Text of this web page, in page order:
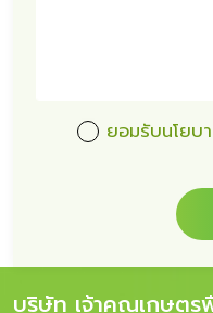
ยอมรับนโยบ
บริษัท เจ้าคุณเกษต